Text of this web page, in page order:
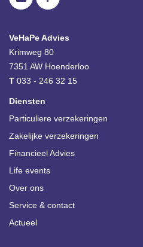
VeHaPe Advies
Krimweg 80
7351 AW Hoenderloo
T 033 - 246 32 15
Diensten
Particuliere verzekeringen
Zakelijke verzekeringen
Financieel Advies
Life events
Over ons
Service & contact
Actueel